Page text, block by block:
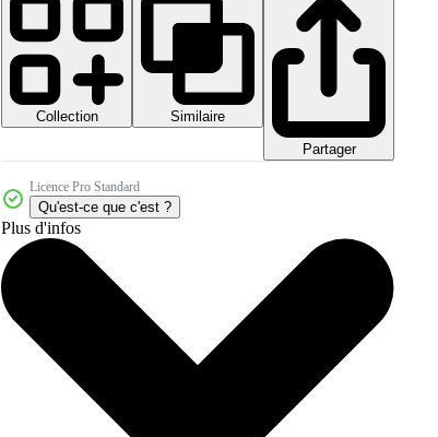
Collection
Similaire
Partager
Licence Pro Standard
Qu'est-ce que c'est ?
Plus d'infos